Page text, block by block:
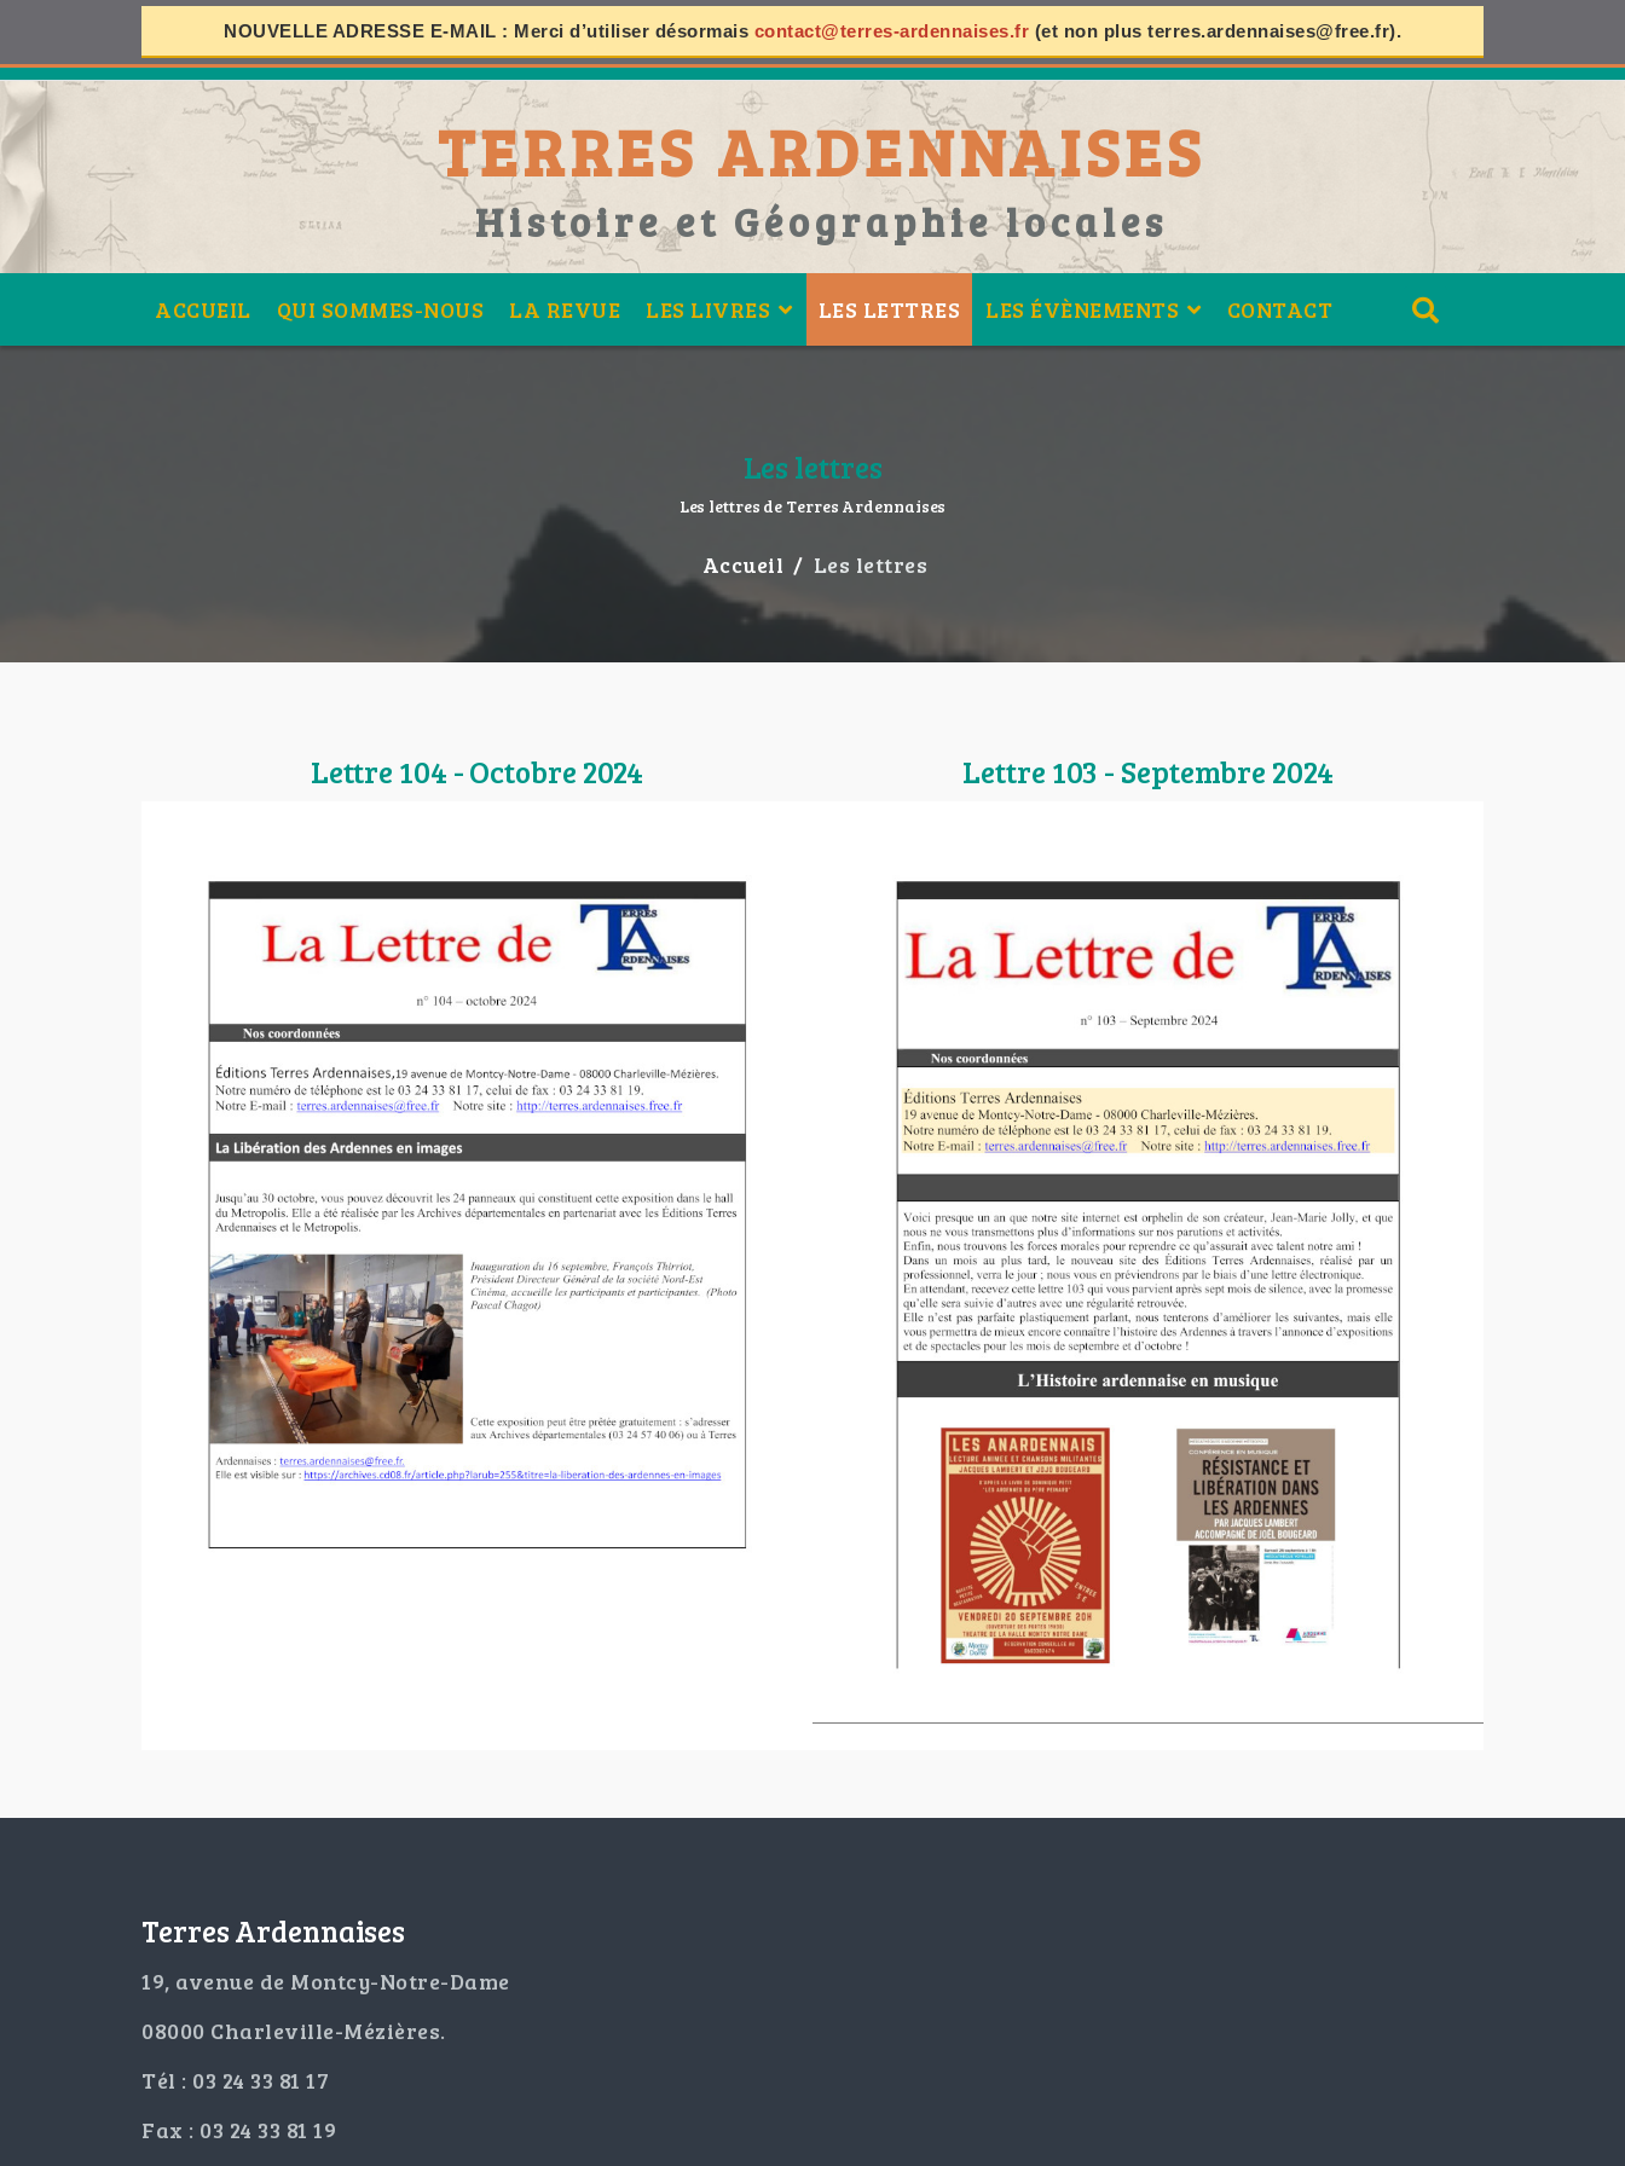
NOUVELLE ADRESSE E-MAIL : Merci d’utiliser désormais contact@terres-ardennaises.fr (et non plus terres.ardennaises@free.fr).
TERRES ARDENNAISES
Histoire et Géographie locales
ACCUEIL QUI SOMMES-NOUS LA REVUE LES LIVRES LES LETTRES LES ÉVÈNEMENTS CONTACT
Les lettres
Les lettres de Terres Ardennaises
Accueil Les lettres
Lettre 104 - Octobre 2024 Lettre 103 - Septembre 2024
Terres Ardennaises
19, avenue de Montcy-Notre-Dame
08000 Charleville-Mézières.
Tél : 03 24 33 81 17
Fax : 03 24 33 81 19